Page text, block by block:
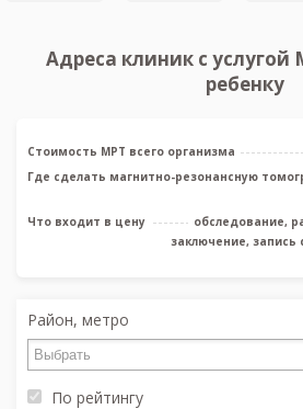
Адреса клиник с услугой
ребенку
Стоимость МРТ всего организма
Где сделать магнитно-резонансную
Что входит в цену
обследование,
заключение, запись
Район, метро
По рейтингу